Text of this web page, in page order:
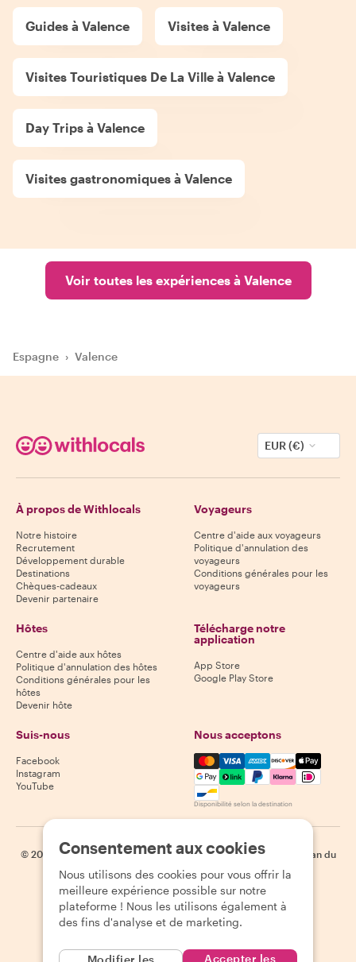
Guides à Valence Visites à Valence
Visites Touristiques De La Ville à Valence
Day Trips à Valence
Visites gastronomiques à Valence
Voir toutes les expériences à Valence
Espagne › Valence
EUR (€)
À propos de Withlocals
Notre histoire
Recrutement
Développement durable
Destinations
Chèques-cadeaux
Devenir partenaire
Voyageurs
Centre d'aide aux voyageurs
Politique d'annulation des
voyageurs
Conditions générales pour les
voyageurs
Hôtes
Centre d'aide aux hôtes
Politique d'annulation des hôtes
Conditions générales pour les
hôtes
Devenir hôte
Télécharge notre
application
App Store
Google Play Store
Suis-nous
Facebook
Instagram
YouTube
Nous acceptons
Mastercard, Visa, Amex,
Disponibilité selon la destination
© 2026 Withlocals.com | Politique de confidentialité | Cookies
Plan du
site
Consentement aux cookies
Nous utilisons des cookies pour vous offrir la
meilleure expérience possible sur notre
plateforme ! Nous les utilisons également à
des fins d'analyse et de marketing.
Modifier les Accepter les